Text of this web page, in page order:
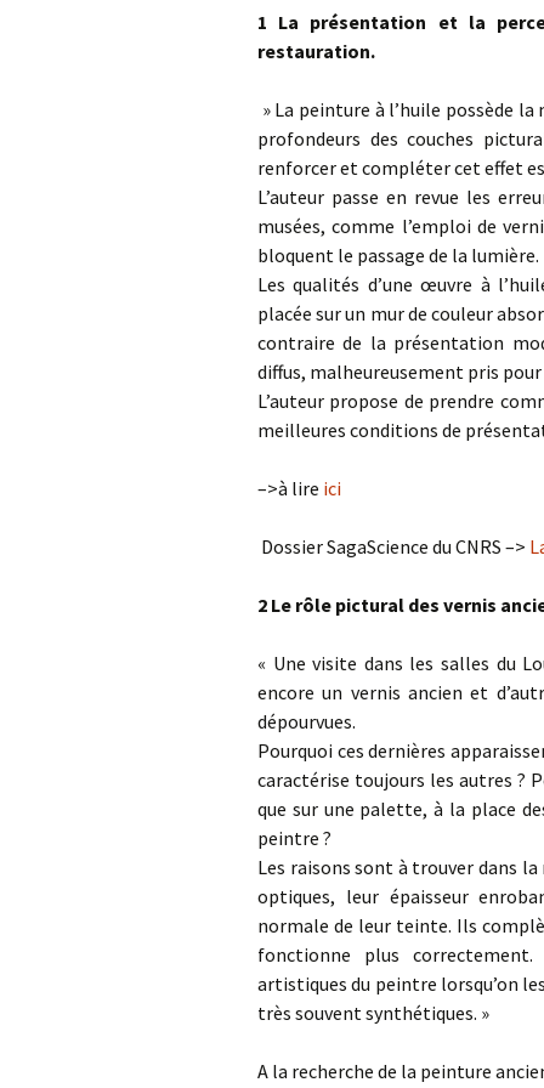
À petits pas
Autres
1 La présentation et la
restauration.
» La peinture à l’huile possède
profondeurs des couches
renforcer et compléter cet effet
L’auteur passe en revue les
musées, comme l’emploi de
bloquent le passage de la lumière.
Les qualités d’une œuvre à
placée sur un mur de couleur
contraire de la présentation
diffus, malheureusement pris pour
L’auteur propose de prendre
meilleures conditions de
–>à lire ici
Dossier SagaScience du CNRS –>
2 Le rôle pictural des vernis
« Une visite dans les salles du
encore un vernis ancien et
dépourvues.
Pourquoi ces dernières
caractérise toujours les autres ?
que sur une palette, à la place
peintre ?
Les raisons sont à trouver dans
optiques, leur épaisseur
normale de leur teinte. Ils
fonctionne plus
artistiques du peintre lorsqu’on
très souvent synthétiques. »
A la recherche de la peinture